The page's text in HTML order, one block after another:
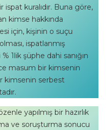
kuralıdır. Buna göre,
kimse hakkında
için, kişinin o suçu
ispatlanmış
1lik şüphe dahi sanığın
masum bir kimsenin
kimsenin serbest
yapılmış bir hazırlık
ve soruşturma sonucu